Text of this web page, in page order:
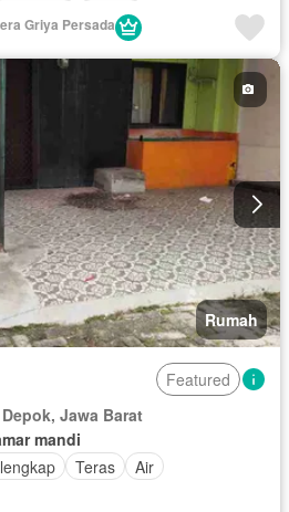
Garasi
Griya Persada
Rumah
Featured
Jawa Barat
mandi
Teras
Air